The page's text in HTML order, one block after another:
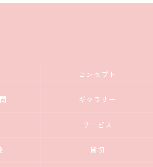
コンセプト
ギャラリー
サービス
貸切